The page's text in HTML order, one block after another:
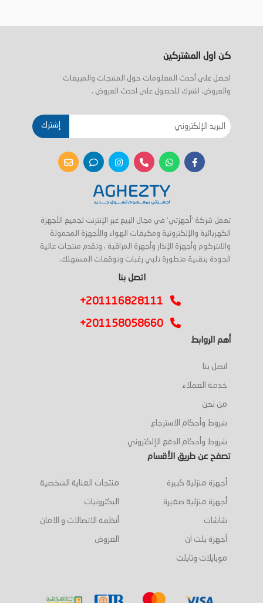
كن اول المشتركين
احصل على أحدث المعلومات حول المنتجات والمبيعات
والعروض. اشترك للحصول على احدث العروض .
إشترك
تعمل شركة 'أجهزتي' في مجال البيع عبر الإنترنت لجميع الأجهزة
الكهربائية والإلكترونية ومكيفات الهواء والأجهزة المحمولة
والانتركوم وأجهزة الإنذار وأجهزة المراقبة ، وتقدم منتجات عالية
الجودة بتقنية متطورة تلبي رغبات وتوقعات المستهلك.
اتصل بنا
+201116828111
+201158058660
أهم الروابط
اتصل بنا
خدمة العملاء
من نحن
شروط وأحكام الاسترجاع
شروط وأحكام الدفع الإلكتروني
تصفح عن طريق الأقسام
أجهزة منزلية كبيرة
أجهزة منزلية صغيرة
شاشات
أجهزة بلت ان
موبايلات وتابلت
منتجات العناية الشخصية
اليكترونيات
أنظمة الاتصالات و الامان
العروض